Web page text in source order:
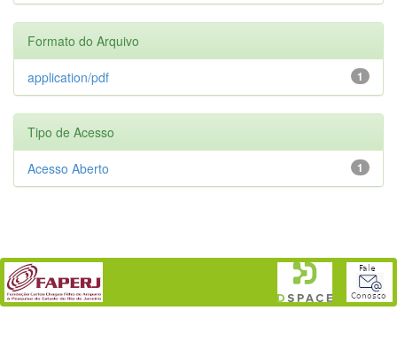
Formato do Arquivo
1
application/pdf
Tipo de Acesso
1
Acesso Aberto